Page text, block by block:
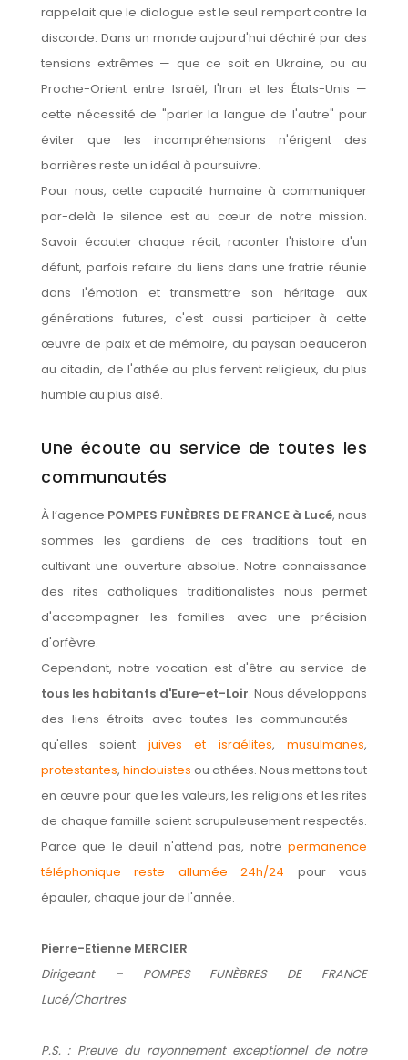
rappelait que le dialogue est le seul rempart contre la
discorde. Dans un monde aujourd'hui déchiré par des
tensions extrêmes — que ce soit en Ukraine, ou au
Proche-Orient entre Israël, l'Iran et les États-Unis —
cette nécessité de "parler la langue de l'autre" pour
éviter que les incompréhensions n'érigent des
barrières reste un idéal à poursuivre.
Pour nous, cette capacité humaine à communiquer
par-delà le silence est au cœur de notre mission.
Savoir écouter chaque récit, raconter l'histoire d'un
défunt, parfois refaire du liens dans une fratrie réunie
dans l'émotion et transmettre son héritage aux
générations futures, c'est aussi participer à cette
œuvre de paix et de mémoire, du paysan beauceron
au citadin, de l'athée au plus fervent religieux, du plus
humble au plus aisé.
Une écoute au service de toutes les
communautés
À l’agence POMPES FUNÈBRES DE FRANCE à Lucé, nous
sommes les gardiens de ces traditions tout en
cultivant une ouverture absolue. Notre connaissance
des rites catholiques traditionalistes nous permet
d'accompagner les familles avec une précision
d'orfèvre.
Cependant, notre vocation est d'être au service de
tous les habitants d'Eure-et-Loir. Nous développons
des liens étroits avec toutes les communautés —
qu'elles soient juives et israélites,musulmanes,
protestantes, hindouistes ou athées. Nous mettons tout
en œuvre pour que les valeurs, les religions et les rites
de chaque famille soient scrupuleusement respectés.
Parce que le deuil n'attend pas, notre permanence
téléphonique reste allumée 24h/24 pour vous
épauler, chaque jour de l'année.
Pierre-Etienne MERCIER
Dirigeant – POMPES FUNÈBRES DE FRANCE
Lucé/Chartres
P.S. : Preuve du rayonnement exceptionnel de notre